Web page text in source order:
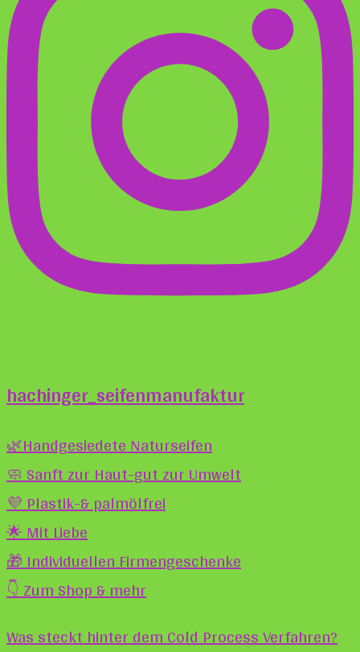
hachinger_seifenmanufaktur
🌿Handgesiedete Naturseifen
🧼 Sanft zur Haut-gut zur Umwelt
💜 Plastik-& palmölfrei
🌟 Mit Liebe
🎁 Individuellen Firmengeschenke
👇 Zum Shop & mehr
Was steckt hinter dem Cold Process Verfahren?